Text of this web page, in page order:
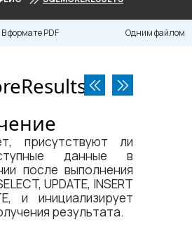
В формате PDF Одним файлом
присутствуют ли
данные в
после выполнения
UPDATE, INSERT
и инициализирует
результата.